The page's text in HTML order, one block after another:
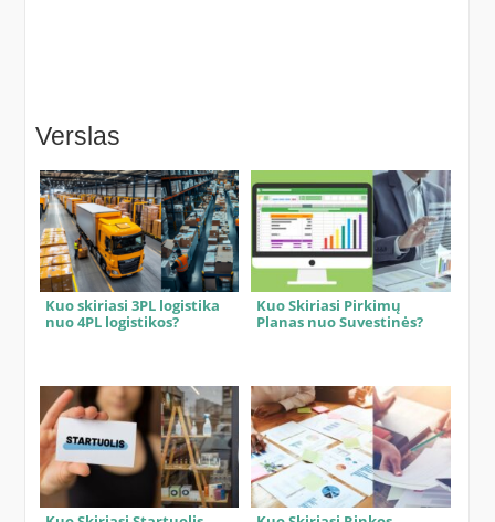
Verslas
Kuo skiriasi 3PL logistika
nuo 4PL logistikos?
Kuo Skiriasi Pirkimų
Planas nuo Suvestinės?